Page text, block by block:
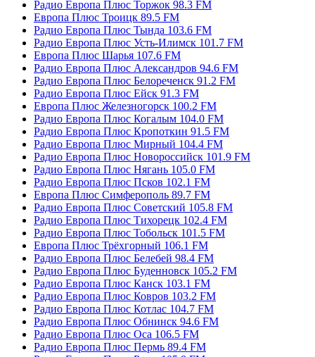
Радио Европа Плюс Торжок 98.3 FM
Европа Плюс Троицк 89.5 FM
Радио Европа Плюс Тында 103.6 FM
Радио Европа Плюс Усть-Илимск 101.7 FM
Европа Плюс Шарья 107.6 FM
Радио Европа Плюс Александров 94.6 FM
Радио Европа Плюс Белореченск 91.2 FM
Радио Европа Плюс Ейск 91.3 FM
Европа Плюс Железногорск 100.2 FM
Радио Европа Плюс Когалым 104.0 FM
Радио Европа Плюс Кропоткин 91.5 FM
Радио Европа Плюс Мирный 104.4 FM
Радио Европа Плюс Новороссийск 101.9 FM
Радио Европа Плюс Нягань 105.0 FM
Радио Европа Плюс Псков 102.1 FM
Европа Плюс Симферополь 89.7 FM
Радио Европа Плюс Советский 105.8 FM
Радио Европа Плюс Тихорецк 102.4 FM
Радио Европа Плюс Тобольск 101.5 FM
Европа Плюс Трёхгорный 106.1 FM
Радио Европа Плюс Белебей 98.4 FM
Радио Европа Плюс Буденновск 105.2 FM
Радио Европа Плюс Канск 103.1 FM
Радио Европа Плюс Ковров 103.2 FM
Радио Европа Плюс Котлас 104.7 FM
Радио Европа Плюс Обнинск 94.6 FM
Радио Европа Плюс Оса 106.5 FM
Радио Европа Плюс Пермь 89.4 FM